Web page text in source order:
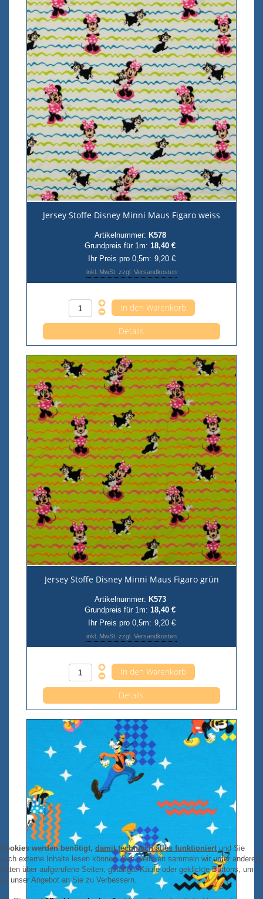
Jersey Stoffe Disney Minni Maus Figaro weiss
Artikelnummer: K578
Grundpreis für 1m: 18,40 €
Ihr Preis pro 0,5m: 9,20 €
inkl. MwSt. zzgl. Versandkosten
Details
Jersey Stoffe Disney Minni Maus Figaro grün
Artikelnummer: K573
Grundpreis für 1m: 18,40 €
Ihr Preis pro 0,5m: 9,20 €
inkl. MwSt. zzgl. Versandkosten
Details
Cookies werden benötigt, damit technisch alles funktioniert und Sie
auch externe Inhalte lesen können. Des weiteren sammeln wir unter anderem
Daten über aufgerufene Seiten, getätigte Käufe oder geklickte Buttons, um
so unser Angebot an Sie zu Verbessern.